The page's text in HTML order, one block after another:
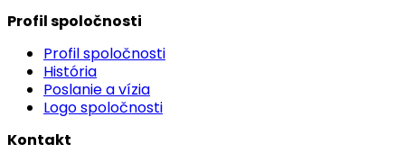
Profil spoločnosti
Profil spoločnosti
História
Poslanie a vízia
Logo spoločnosti
Kontakt